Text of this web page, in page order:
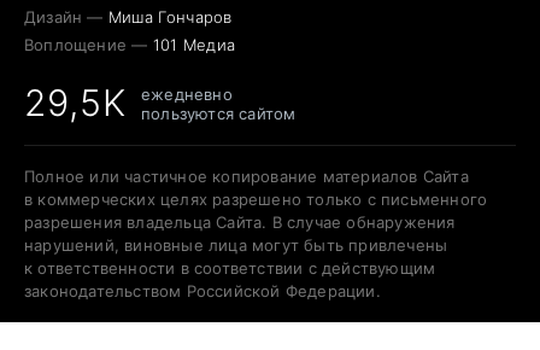
Дизайн — Миша Гончаров
Воплощение — 101 Медиа
29,5K
ежедневно
пользуются сайтом
Полное или частичное копирование материалов Сайта
в коммерческих целях разрешено только с письменного
разрешения владельца Сайта. В случае обнаружения
нарушений, виновные лица могут быть привлечены
к ответственности в соответствии с действующим
законодательством Российской Федерации.